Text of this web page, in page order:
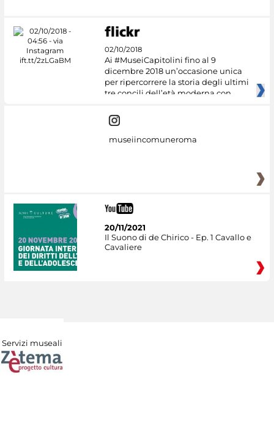
02/10/2018
Ai #MuseiCapitolini fino al 9
dicembre 2018 un’occasione unica
per ripercorrere la storia degli ultimi
tre concili dell’età moderna con
museiincomuneroma
20/11/2021
Il Suono di de Chirico - Ep. 1 Cavallo e
Cavaliere
Servizi museali